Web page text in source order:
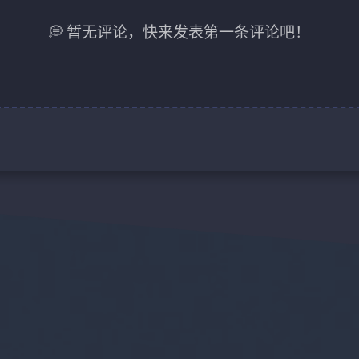
💭 暂无评论，快来发表第一条评论吧！